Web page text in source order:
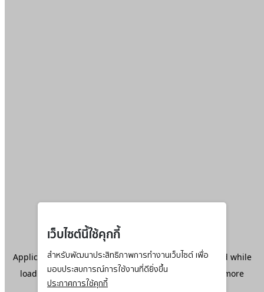
เว็บไซต์นี้ใช้คุกกี้
สำหรับพัฒนาประสิทธิภาพการทำงานเว็บไซต์ เพื่อ
มอบประสบการณ์การใช้งานที่ดียิ่งขึ้น
ประกาศการใช้คุกกี้
Application error: aclient-side exception has occurred while
loadingwww.ktc.co.th(see the browser console
for more